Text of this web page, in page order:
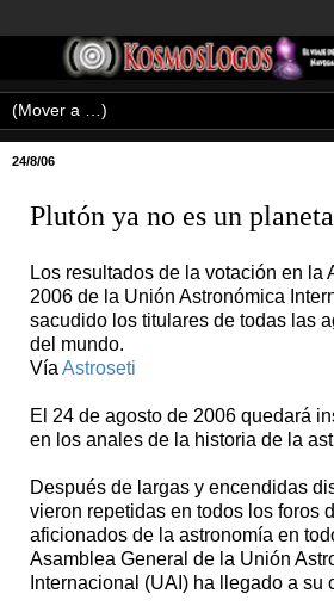
24/8/06
Plutón ya no es un planeta
Los resultados de la votación en la
2006 de la Unión Astronómica
sacudido los titulares de todas las
del mundo.
Vía Astroseti
El 24 de agosto de 2006 quedará
en los anales de la historia de la
Después de largas y encendidas
vieron repetidas en todos los foros
aficionados de la astronomía en
Asamblea General de la Unión
Internacional (UAI) ha llegado a su